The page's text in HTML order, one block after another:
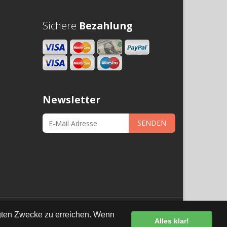
Zwecke zu erreichen. Wenn
Alles klar!
Sichere Bezahlung
Newsletter
SENDEN
Datenschutz